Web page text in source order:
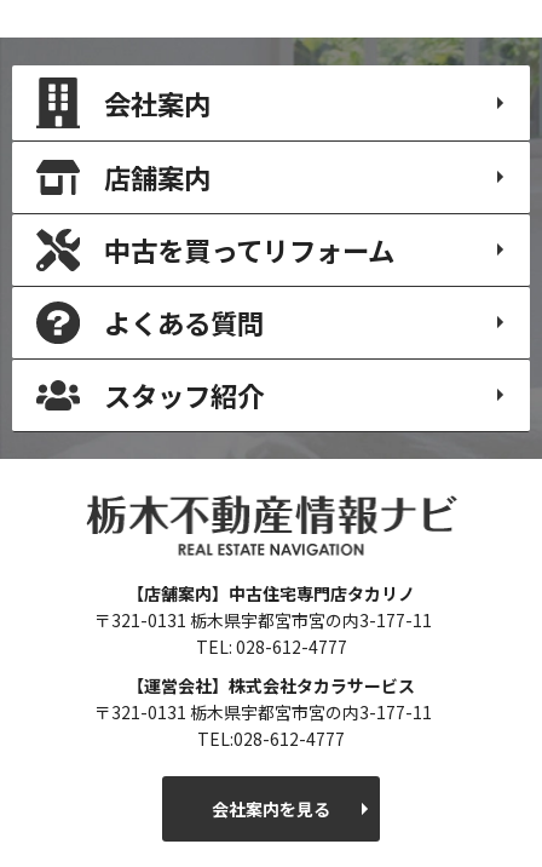
会社案内
店舗案内
中古を買ってリフォーム
よくある質問
スタッフ紹介
【店舗案内】中古住宅専門店タカリノ
〒321-0131 栃木県宇都宮市宮の内3-177-11
TEL: 028-612-4777
【運営会社】株式会社タカラサービス
〒321-0131 栃木県宇都宮市宮の内3-177-11
TEL:028-612-4777
会社案内を見る